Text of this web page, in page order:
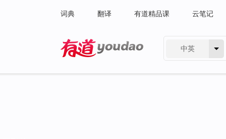
词典 翻译 有道精品课 云笔记
中英